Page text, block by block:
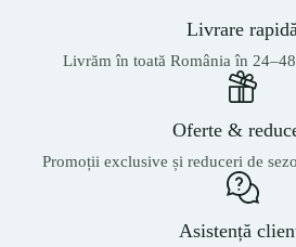
Livrare rapidă
Livrăm în toată România în
Oferte &
Promoții exclusive și reduceri de
Asistență